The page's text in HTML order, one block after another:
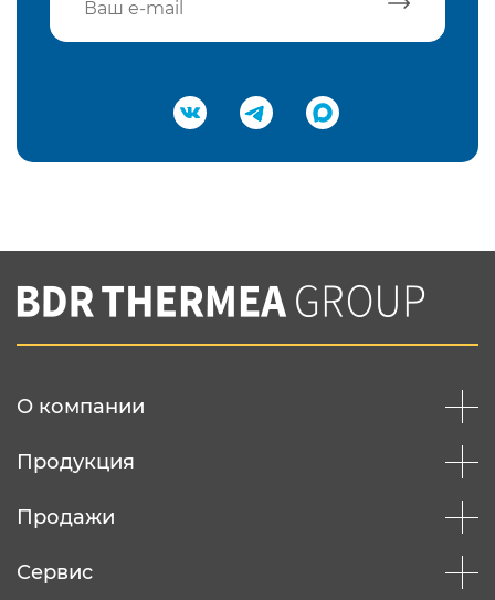
Подтвердить e-mail
Вы соглашаетесь с нашей политикой
конфеденциальности
О компании
Продукция
Продажи
Сервис